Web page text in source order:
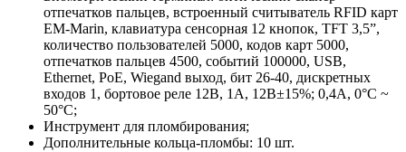
отпечатков пальцев, встроенный считыватель RFID карт
EM-Marin, клавиатура сенсорная 12 кнопок, TFT 3,5”,
количество пользователей 5000, кодов карт 5000,
отпечатков пальцев 4500, событий 100000, USB,
Ethernet, PoE, Wiegand выход, бит 26-40, дискретных
входов 1, бортовое реле 12В, 1А, 12В±15%; 0,4А, 0°С ~
50°С;
Инструмент для пломбирования;
Дополнительные кольца-пломбы: 10 шт.